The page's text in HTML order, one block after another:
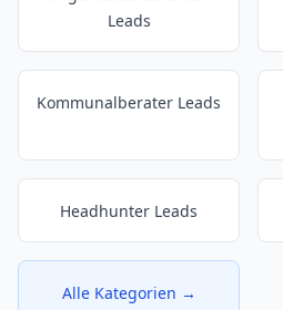
Leads
Kommunalberater Leads
Headhunter Leads
Alle Kategorien →